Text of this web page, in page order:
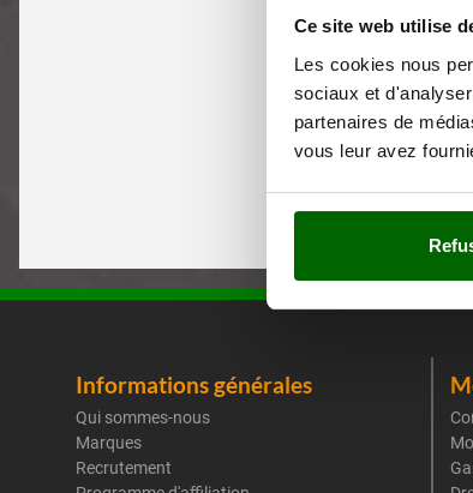
Ce site web utilise
Les cookies nous
sociaux et
partenaires de
vous leur avez
Informations générales
Qui sommes-nous
Marques
Recrutement